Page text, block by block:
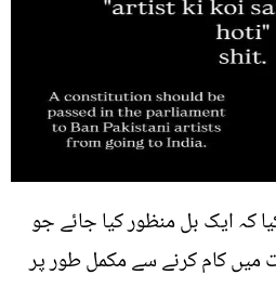
کہ ایک بل منظور کیا جائے جو
میں کام کرنے سے مکمل طور پر